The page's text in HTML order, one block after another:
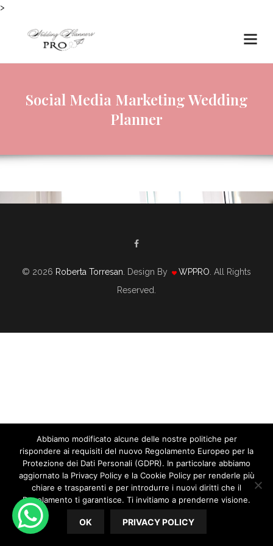
>
Social Media Marketing Wedding
Planner
Perché Le Wedding Planner Sono Vittime
Dei Social Media
04/24/2024 ByRoberta Torresan
5 Azioni Per Migliorare Subito I Tuoi
Social Media
12/29/2018 ByRoberta Torresan
In WEDDING MARKETING, WEDDING PLANNER
5 Azioni per Migliorare subito i tuoi Social Media. Se non
© 2026 Roberta Torresan . Design By WPPRO . All Rights
Reserved.
Abbiamo modificato alcune delle nostre politiche per
rispondere ai requisiti del nuovo Regolamento Europeo per la
Protezione dei Dati Personali (GDPR). In particolare abbiamo
aggiornato la Privacy Policy e la Cookie Policy per renderle più
chiare e trasparenti e per introdurre i nuovi diritti che il
Regolamento ti garantisce. Ti invitiamo a prenderne visione.
OK PRIVACY POLICY